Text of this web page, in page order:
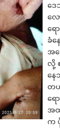
ဒေ
လေ
ရေ
ခံန
အ
လို့
န
တယ်
ရေ
အ
က ပို